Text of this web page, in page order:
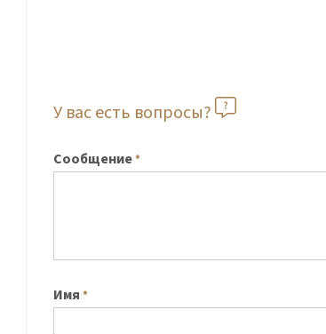
У вас есть вопросы?
Сообщение*
Имя *